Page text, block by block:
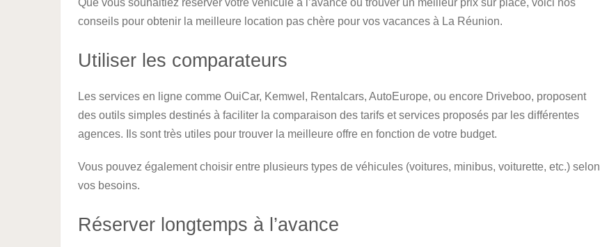
Que vous souhaitiez réserver votre véhicule à l’avance ou trouver un meilleur prix sur place, voici nos
conseils pour obtenir la meilleure location pas chère pour vos vacances à La Réunion.
Utiliser les comparateurs
Les services en ligne comme OuiCar, Kemwel, Rentalcars, AutoEurope, ou encore Driveboo, proposent
des outils simples destinés à faciliter la comparaison des tarifs et services proposés par les différentes
agences. Ils sont très utiles pour trouver la meilleure offre en fonction de votre budget.
Vous pouvez également choisir entre plusieurs types de véhicules (voitures, minibus, voiturette, etc.) selon
vos besoins.
Réserver longtemps à l’avance